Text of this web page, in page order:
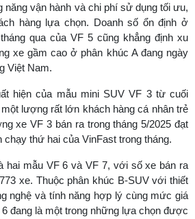
năng vận hành và chi phí sử dụng tối ưu,
hàng lựa chọn. Doanh số ổn định ở
qua của VF 5 cũng khẳng định xu
xe gầm cao ở phân khúc A đang ngày
Việt Nam.
hiện của mẫu mini SUV VF 3 từ cuối
lượng rất lớn khách hàng cá nhân trẻ
xe VF 3 bán ra trong tháng 5/2025 đạt
chạy thứ hai của VinFast trong tháng.
hai mẫu VF 6 và VF 7, với số xe bán ra
xe. Thuộc phân khúc B-SUV với thiết
nghệ và tính năng hợp lý cùng mức giá
đang là một trong những lựa chọn được